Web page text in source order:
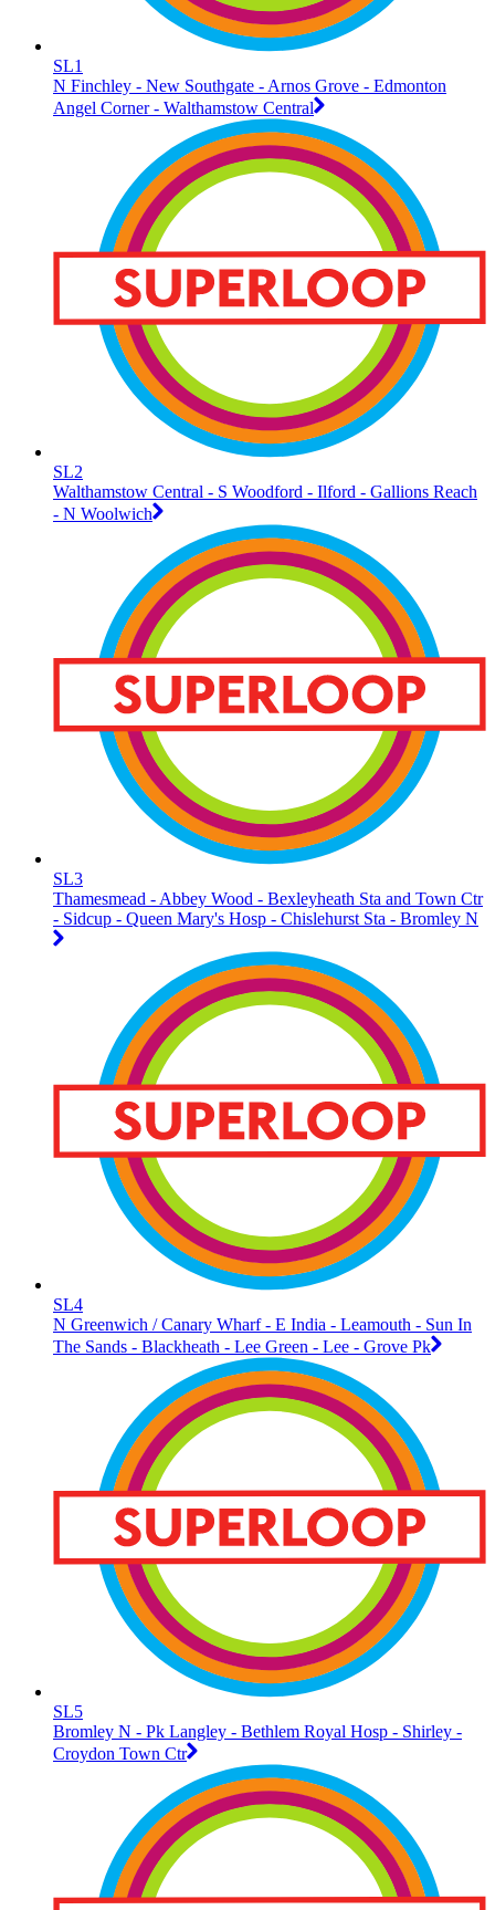
SL1
N Finchley - New Southgate - Arnos Grove - Edmonton
Angel Corner - Walthamstow Central
SL2
Walthamstow Central - S Woodford - Ilford - Gallions Reach
- N Woolwich
SL3
Thamesmead - Abbey Wood - Bexleyheath Sta and Town Ctr
- Sidcup - Queen Mary's Hosp - Chislehurst Sta - Bromley N
SL4
N Greenwich / Canary Wharf - E India - Leamouth - Sun In
The Sands - Blackheath - Lee Green - Lee - Grove Pk
SL5
Bromley N - Pk Langley - Bethlem Royal Hosp - Shirley -
Croydon Town Ctr